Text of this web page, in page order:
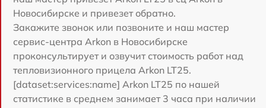
Новосибирске и привезет обратно.
Закажите звонок или позвоните и наш мастер
сервис-центра Arkon в Новосибирске
проконсультирует и озвучит стоимость работ над
тепловизионного прицела Arkon LT25.
[dataset:services:name] Arkon LT25 по нашей
статистике в среднем занимает 3 часа при наличии